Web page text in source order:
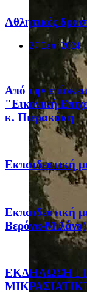
Αθλητικές
27 Σεπ, 2024
Από την
"Εικονική
κ. Πιερακάκη
Eκπαιδευτική
Eκπαιδευτική
Βερόνα-Μιλάνο)
ΕΚΔΗΛΩΣΗ